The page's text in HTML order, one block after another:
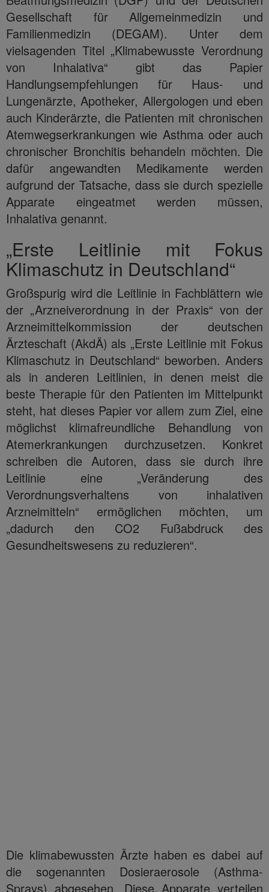
Gesellschaft für Allgemeinmedizin und
Familienmedizin (DEGAM). Unter dem
vielsagenden Titel „Klimabewusste Verordnung
von Inhalativa“ gibt das Papier
Handlungsempfehlungen für Haus- und
Lungenärzte, Apotheker, Allergologen und eben
auch Kinderärzte, die Patienten mit chronischen
Atemwegserkrankungen wie Asthma oder auch
chronischer Bronchitis behandeln möchten. Die
dafür angewandten Medikamente werden
aufgrund der Tatsache, dass sie durch spezielle
Apparate eingeatmet werden müssen,
Inhalativa genannt.
„Erste Leitlinie mit Fokus
Klimaschutz in Deutschland“
Großspurig wird die Leitlinie in Fachblättern wie
der „Arzneiverordnung in der Praxis“ von der
Arzneimittelkommission der deutschen
Ärzteschaft (AkdÄ) als „Erste Leitlinie mit Fokus
Klimaschutz in Deutschland“ beworben. Anders
als in anderen Leitlinien, in denen meist die
beste Therapie für den Patienten im Mittelpunkt
steht, hat dieses Papier vor allem zum Ziel, eine
möglichst klimafreundliche Behandlung von
Atemerkrankungen durchzusetzen. Konkret
schreiben die Autoren, dass sie durch ihre
Leitlinie eine „Veränderung des
Verordnungsverhaltens von inhalativen
Arzneimitteln“ ermöglichen möchten, um
„dadurch den CO2 Fußabdruck des
Gesundheitswesens zu reduzieren“.
Die klimabewussten Ärzte haben es dabei auf
die sogenannten Dosieraerosole (Asthma-
Sprays) abgesehen. Diese Apparate verteilen